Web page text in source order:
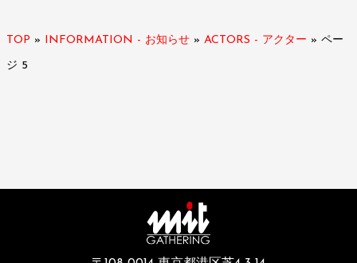
TOP » INFORMATION - お知らせ » ACTORS - アクター » ペー
ジ 5